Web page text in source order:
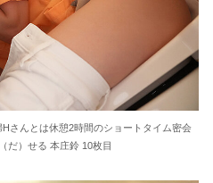
さんとは休憩2時間のショートタイム密会
だ）せる 本庄鈴 10枚目